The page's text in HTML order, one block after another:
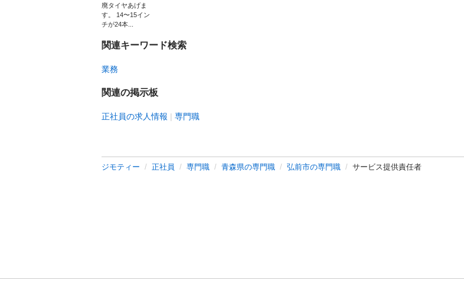
廃タイヤあげま
す。 14〜15イン
チが24本...
関連キーワード検索
業務
関連の掲示板
正社員の求人情報 専門職
ジモティー 正社員 専門職 青森県の専門職 弘前市の専門職 サービス提供責任者